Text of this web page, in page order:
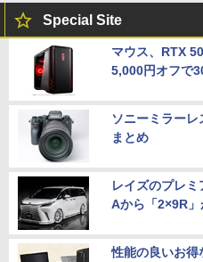
Special Site
マウス、RTX
5,000円オフで
ソニーミラー
まとめ
レイズのプレ
Aから「2×9R」
性能の良いお得